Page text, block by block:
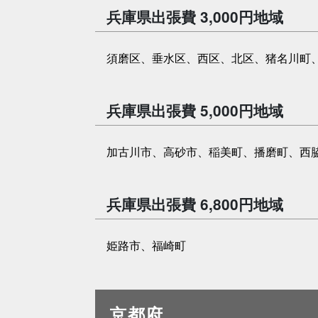
兵庫県出張費 3,000円地域
須磨区、垂水区、西区、北区、猪名川町
兵庫県出張費 5,000円地域
加古川市、高砂市、稲美町、播磨町、西
兵庫県出張費 6,800円地域
姫路市、福崎町